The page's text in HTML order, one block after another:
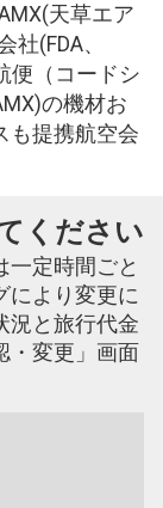
天草エア
(FDA、
便（コードシ
の機材お
も提携航空会
ください
一定時間ごと
により変更に
況と旅行代金
・変更」画面